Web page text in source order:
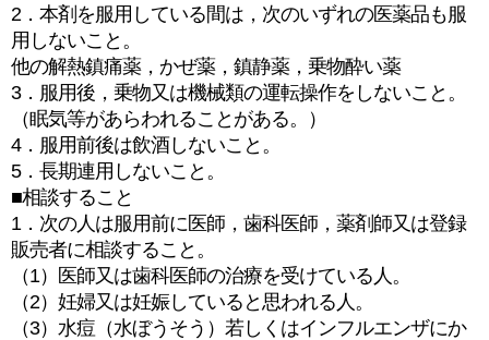
2．本剤を服用している間は，次のいずれの医薬品も服
用しないこと。
他の解熱鎮痛薬，かぜ薬，鎮静薬，乗物酔い薬
3．服用後，乗物又は機械類の運転操作をしないこと。
（眠気等があらわれることがある。）
4．服用前後は飲酒しないこと。
5．長期連用しないこと。
■相談すること
1．次の人は服用前に医師，歯科医師，薬剤師又は登録
販売者に相談すること。
（1）医師又は歯科医師の治療を受けている人。
（2）妊婦又は妊娠していると思われる人。
（3）水痘（水ぼうそう）若しくはインフルエンザにか